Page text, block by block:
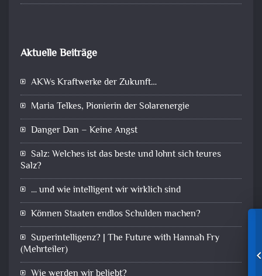
Aktuelle Beiträge
AKWs Kraftwerke der Zukunft…
Maria Telkes, Pionierin der Solarenergie
Danger Dan – Keine Angst
Salz: Welches ist das beste und lohnt sich teures
Salz?
… und wie intelligent wir wirklich sind
Können Staaten endlos Schulden machen?
Superintelligenz? | The Future with Hannah Fry
(Mehrteiler)